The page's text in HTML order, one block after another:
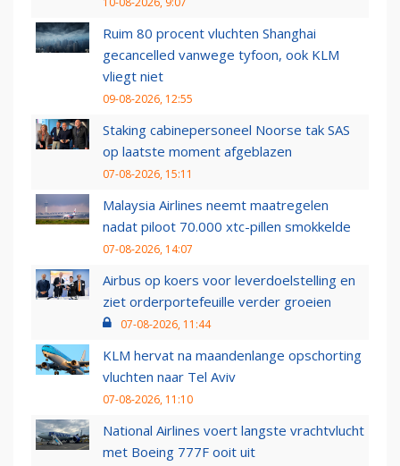
Ruim 80 procent vluchten Shanghai
gecancelled vanwege tyfoon, ook KLM
vliegt niet
09-08-2026, 12:55
Staking cabinepersoneel Noorse tak SAS
op laatste moment afgeblazen
07-08-2026, 15:11
Malaysia Airlines neemt maatregelen
nadat piloot 70.000 xtc-pillen smokkelde
07-08-2026, 14:07
Airbus op koers voor leverdoelstelling en
ziet orderportefeuille verder groeien
07-08-2026, 11:44
KLM hervat na maandenlange opschorting
vluchten naar Tel Aviv
07-08-2026, 11:10
National Airlines voert langste vrachtvlucht
met Boeing 777F ooit uit